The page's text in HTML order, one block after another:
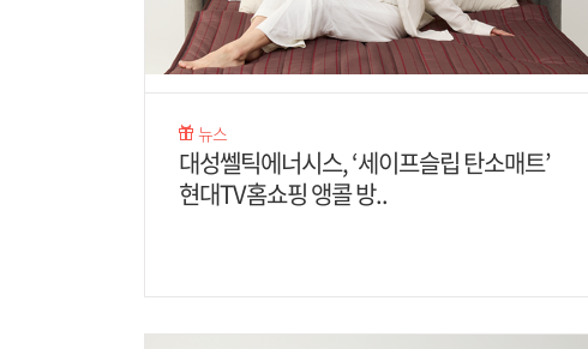
뉴스
대성쎌틱에너시스, ‘세이프슬립 탄소매트’
현대TV홈쇼핑 앵콜 방..